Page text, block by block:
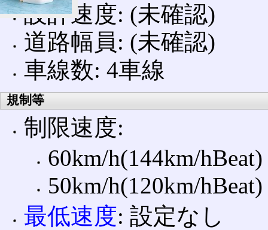
設計速度: (未確認)
道路幅員: (未確認)
車線数: 4車線
規制等
制限速度:
60km/h(144km/
50km/h(120km/
最低速度: 設定なし